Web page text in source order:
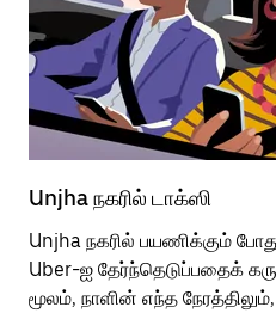
Unjha நகரில் டாக்ஸி
Unjha நகரில் பயணிக்கும்
Uber-ஐ தேர்ந்தெடுப்பதைக்
மூலம், நாளின் எந்த